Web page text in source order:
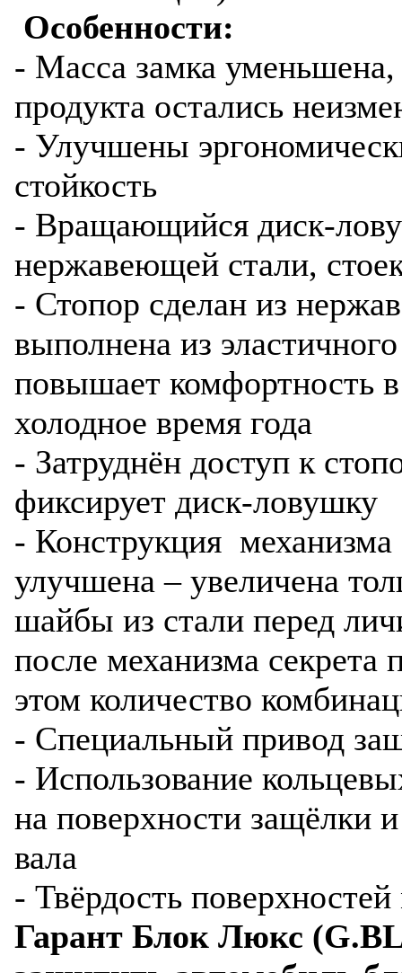
Особенности:
- Масса замка
продукта остались
- Улучшены
стойкость
- Вращающийся диск-
нержавеющей стали,
- Стопор сделан из
выполнена из
повышает комфортность
холодное время года
- Затруднён доступ к
фиксирует диск-ловушку
- Конструкция
улучшена – увеличена
шайбы из стали перед
после механизма секрета
этом количество
- Специальный привод
- Использование
на поверхности защёлки
вала
- Твёрдость
Гарант Блок Люкс